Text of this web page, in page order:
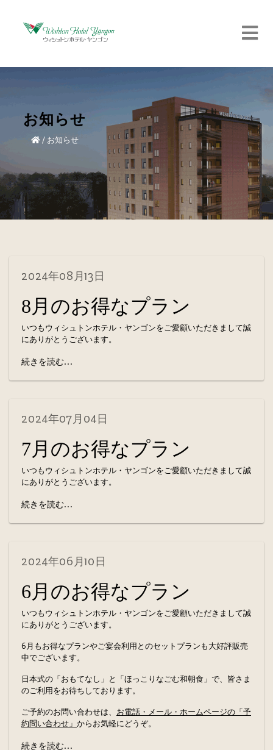
お知らせ
/ お知らせ
2024年08月13日
8月のお得なプラン
いつもウィシュトンホテル・ヤンゴンをご愛顧いただきまして誠
にありがとうございます。
続きを読む...
2024年07月04日
7月のお得なプラン
いつもウィシュトンホテル・ヤンゴンをご愛顧いただきまして誠
にありがとうございます。
続きを読む...
2024年06月10日
6月のお得なプラン
いつもウィシュトンホテル・ヤンゴンをご愛顧いただきまして誠
にありがとうございます。
6月もお得なプランやご宴会利用とのセットプランも大好評販売
中でございます。
日本式の「おもてなし」と「ほっこりなごむ和朝食」で、皆さま
のご利用をお待ちしております。
ご予約のお問い合わせは、 お電話・メール・ホームページの「予
約問い合わせ」 からお気軽にどうぞ。
続きを読む...